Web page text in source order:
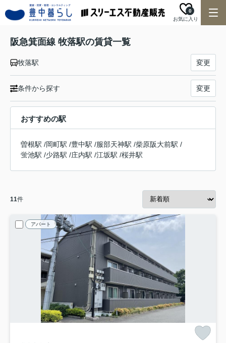
お気に入り
0
阪急箕面線 牧落駅の賃貸一覧
牧落駅 変更
条件から探す 変更
おすすめの駅
曽根駅 /岡町駅 /豊中駅 /服部天神駅 /柴原阪大前駅 /
蛍池駅 /少路駅 /庄内駅 /江坂駅 /桜井駅
11件
アパート